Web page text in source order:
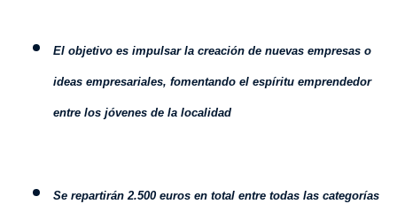
El objetivo es impulsar la creación de nuevas empresas o
ideas empresariales, fomentando el espíritu emprendedor
entre los jóvenes de la localidad
Se repartirán 2.500 euros en total entre todas las categorías